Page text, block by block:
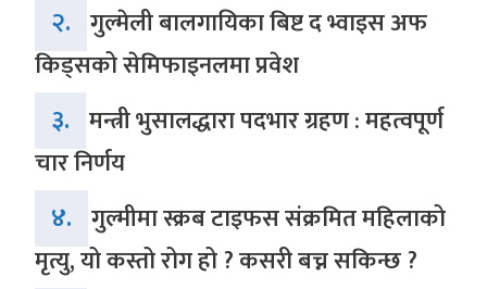
२. गुल्मेली बालगायिका बिष्ट द भ्वाइस अफ
किड्सको सेमिफाइनलमा प्रवेश
३. मन्त्री भुसालद्धारा पदभार ग्रहण : महत्वपूर्ण
चार निर्णय
४. गुल्मीमा स्क्रब टाइफस संक्रमित महिलाको
मृत्यु, यो कस्तो रोग हो ? कसरी बच्न सकिन्छ ?